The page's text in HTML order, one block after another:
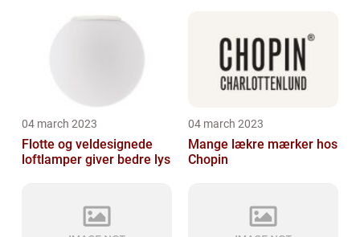
04 march 2023
Flotte og veldesignede
loftlamper giver bedre lys
04 march 2023
Mange lækre mærker hos
Chopin